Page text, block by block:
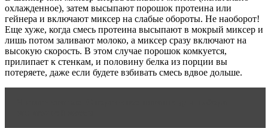
охлажденное), затем высыпают порошок протеина или
гейнера и включают миксер на слабые обороты. Не наоборот!
Еще хуже, когда смесь протеина высыпают в мокрый миксер и
лишь потом заливают молоко, а миксер сразу включают на
высокую скорость. В этом случае порошок комкуется,
прилипает к стенкам, и половину белка из порции вы
потеряете, даже если будете взбивать смесь вдвое дольше.